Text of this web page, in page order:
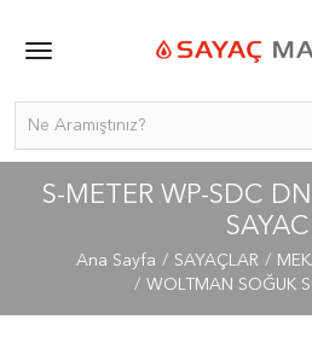
S-METER WP-SDC
SAYACI
Ana Sayfa SAYAÇLAR
WOLTMAN SOĞUK